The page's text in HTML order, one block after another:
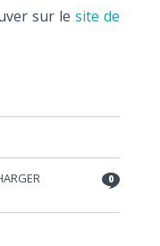
sur lesite de
0